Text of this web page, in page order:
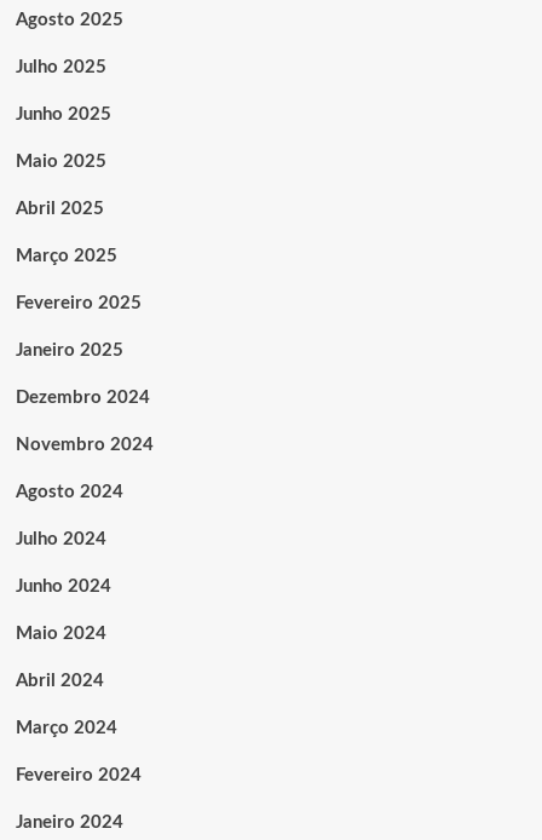
Agosto 2025
Julho 2025
Junho 2025
Maio 2025
Abril 2025
Março 2025
Fevereiro 2025
Janeiro 2025
Dezembro 2024
Novembro 2024
Agosto 2024
Julho 2024
Junho 2024
Maio 2024
Abril 2024
Março 2024
Fevereiro 2024
Janeiro 2024